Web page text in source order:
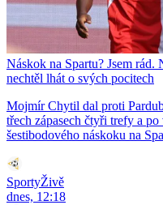
Náskok na Spartu? Jsem
nechtěl lhát o svých pocitech
Mojmír Chytil dal proti
třech zápasech čtyři trefy a
šestibodového náskoku na
SportyŽivě
dnes, 12:18